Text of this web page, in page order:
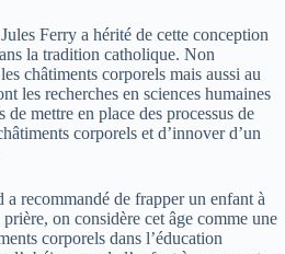
Ferry a hérité de cette conception
la tradition catholique. Non
châtiments corporels mais aussi au
les recherches en sciences humaines
mettre en place des processus de
corporels et d’innover d’un
recommandé de frapper un enfant à
on considère cet âge comme une
corporels dans l’éducation